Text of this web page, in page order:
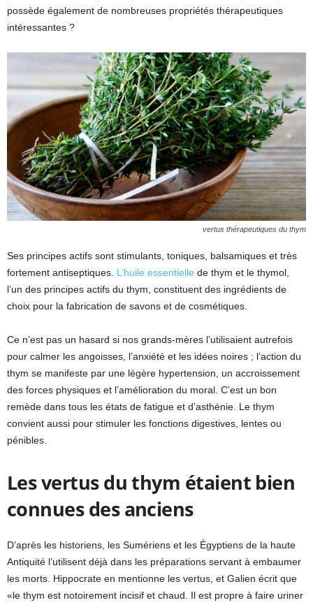
possède également de nombreuses propriétés thérapeutiques
intéressantes ?
vertus thérapeutiques du thym
Ses principes actifs sont stimulants, toniques, balsamiques et très
fortement antiseptiques. L’huile essentielle de thym et le thymol,
l’un des principes actifs du thym, constituent des ingrédients de
choix pour la fabrication de savons et de cosmétiques.
Ce n’est pas un hasard si nos grands-mères l’utilisaient autrefois
pour calmer les angoisses, l’anxiété et les idées noires ; l’action du
thym se manifeste par une légère hypertension, un accroissement
des forces physiques et l’amélioration du moral. C’est un bon
remède dans tous les états de fatigue et d’asthénie. Le thym
convient aussi pour stimuler les fonctions digestives, lentes ou
pénibles.
Les vertus du thym étaient bien
connues des anciens
D’après les historiens, les Sumériens et les Égyptiens de la haute
Antiquité l’utilisent déjà dans les préparations servant à embaumer
les morts. Hippocrate en mentionne les vertus, et Galien écrit que
«le thym est notoirement incisif et chaud. Il est propre à faire uriner